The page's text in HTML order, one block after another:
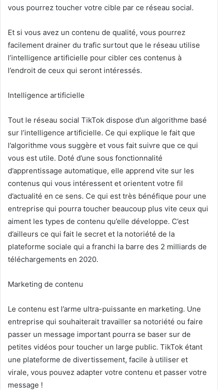
vous pourrez toucher votre cible par ce réseau social.
Et si vous avez un contenu de qualité, vous pourrez
facilement drainer du trafic surtout que le réseau utilise
l’intelligence artificielle pour cibler ces contenus à
l’endroit de ceux qui seront intéressés.
Intelligence artificielle
Tout le réseau social TikTok dispose d’un algorithme basé
sur l’intelligence artificielle. Ce qui explique le fait que
l’algorithme vous suggère et vous fait suivre que ce qui
vous est utile. Doté d’une sous fonctionnalité
d’apprentissage automatique, elle apprend vite sur les
contenus qui vous intéressent et orientent votre fil
d’actualité en ce sens. Ce qui est très bénéfique pour une
entreprise qui pourra toucher beaucoup plus vite ceux qui
aiment les types de contenu qu’elle développe. C’est
d’ailleurs ce qui fait le secret et la notoriété de la
plateforme sociale qui a franchi la barre des 2 milliards de
téléchargements en 2020.
Marketing de contenu
Le contenu est l’arme ultra-puissante en marketing. Une
entreprise qui souhaiterait travailler sa notoriété ou faire
passer un message important pourra se baser sur de
petites vidéos pour toucher un large public. TikTok étant
une plateforme de divertissement, facile à utiliser et
virale, vous pouvez adapter votre contenu et passer votre
message !